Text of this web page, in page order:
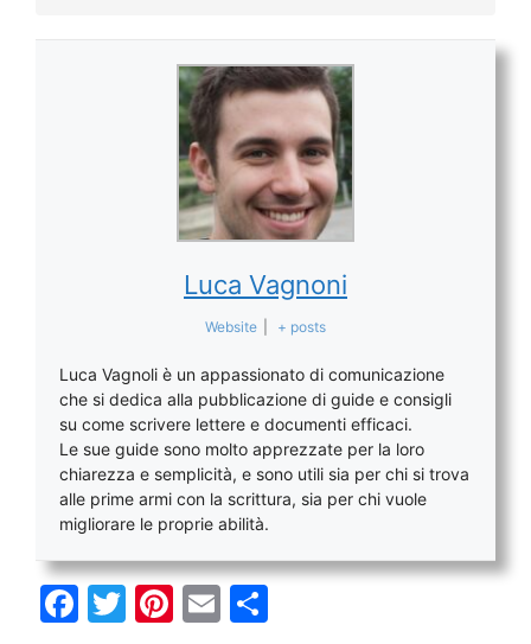
Luca Vagnoni
Website + posts
Luca Vagnoli è un appassionato di comunicazione
che si dedica alla pubblicazione di guide e consigli
su come scrivere lettere e documenti efficaci.
Le sue guide sono molto apprezzate per la loro
chiarezza e semplicità, e sono utili sia per chi si trova
alle prime armi con la scrittura, sia per chi vuole
migliorare le proprie abilità.
F
T
Pi E